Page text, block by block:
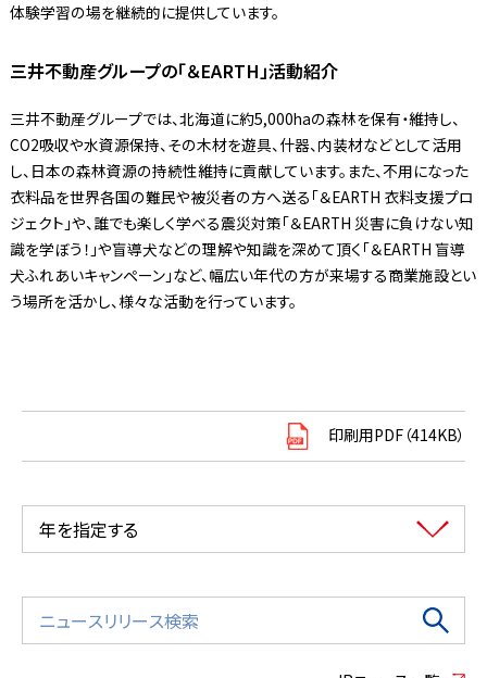
体験学習の場を継続的に提供しています。
三井不動産グループの「＆EARTH」活動紹介
三井不動産グループでは、北海道に約5,000haの森林を保有・維持し、
CO2吸収や水資源保持、その木材を遊具、什器、内装材などとして活用
し、日本の森林資源の持続性維持に貢献しています。また、不用になった
衣料品を世界各国の難民や被災者の方へ送る「＆EARTH 衣料支援プロ
ジェクト」や、誰でも楽しく学べる震災対策「＆EARTH 災害に負けない知
識を学ぼう！」や盲導犬などの理解や知識を深めて頂く「＆EARTH 盲導
犬ふれあいキャンペーン」など、幅広い年代の方が来場する商業施設とい
う場所を活かし、様々な活動を行っています。
印刷用PDF（414KB）
年を指定する